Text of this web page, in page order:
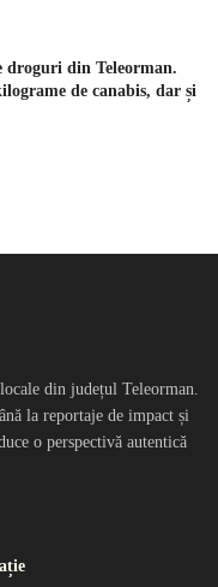
din Teleorman.
de canabis, dar și
din județul Teleorman.
la reportaje de impact și
o perspectivă autentică